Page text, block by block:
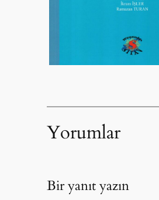
Yorumlar
Bir yanıt yazın